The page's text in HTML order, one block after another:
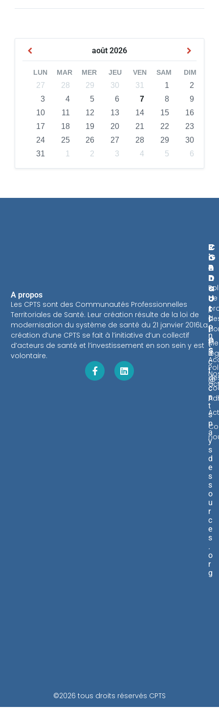
août 2026
LUN MAR MER JEU VEN SAM DIM
27 28 29 30 31 1
2
3
4 5 6 7 8
9
10
11 12 13 14 15
16
17
18 19 20 21 22
23
24
25 26 27 28 29
30
31
1 2 3 4 5 6
A propos
Les CPTS sont des Communautés Professionnelles
Territoriales de Santé. Leur création résulte de la loi de
modernisation du système de santé du 21 janvier 2016La
création d’une CPTS se fait à l’initiative d’un collectif
d’acteurs de santé et l’investissement en son sein y est
volontaire.
L
I
E
N
S
U
T
I
L
E
S
R
G
P
D
de
C
O
N
T
A
C
T
c
o
n
t
a
c
t
@
c
p
t
s
p
a
y
s
d
e
s
s
o
u
r
c
e
s
.
o
r
g
©2026 tous droits réservés CPTS